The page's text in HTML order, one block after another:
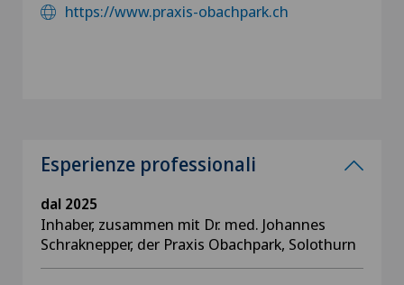
https://www.praxis-obachpark.ch
Esperienze professionali
dal 2025
Inhaber, zusammen mit Dr. med. Johannes
Schraknepper, der Praxis Obachpark, Solothurn